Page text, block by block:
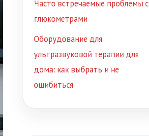
Часто встречаемые проблемы с
глюкометрами
Оборудование для
ультразвуковой терапии для
дома: как выбрать и не
ошибиться